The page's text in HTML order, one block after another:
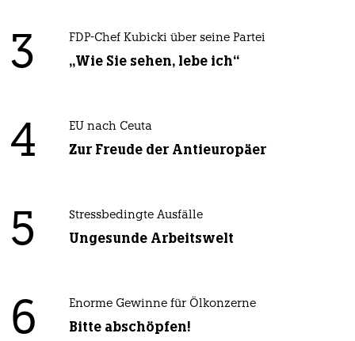
3 FDP-Chef Kubicki über seine Partei
„Wie Sie sehen, lebe ich“
4 EU nach Ceuta
Zur Freude der Antieuropäer
5 Stressbedingte Ausfälle
Ungesunde Arbeitswelt
6 Enorme Gewinne für Ölkonzerne
Bitte abschöpfen!